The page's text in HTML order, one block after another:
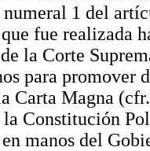
1 del
fue realizada
la Corte
para promover
Carta Magna
Constitución
manos del